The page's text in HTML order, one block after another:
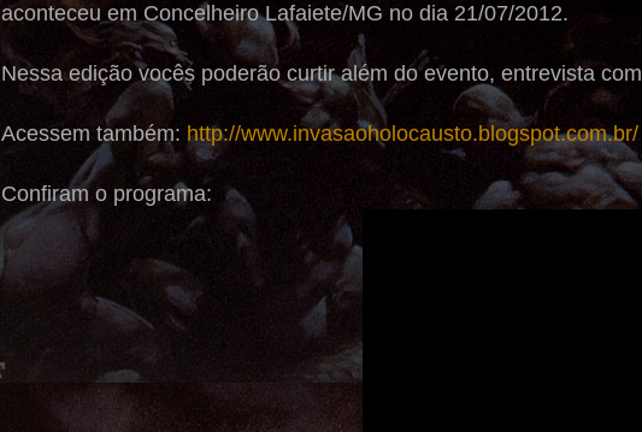
aconteceu em Concelheiro Lafaiete/MG no dia 21/07/2012.
Nessa edição vocês poderão curtir além do evento, entrevista
Acessem também: http://www.invasaoholocausto.blogspot.com.br/
Confiram o programa: